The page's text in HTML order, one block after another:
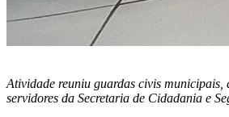
Atividade reuniu guardas civis municipais,
servidores da Secretaria de Cidadania e